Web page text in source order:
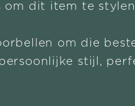
om dit item te
om die
stijl,